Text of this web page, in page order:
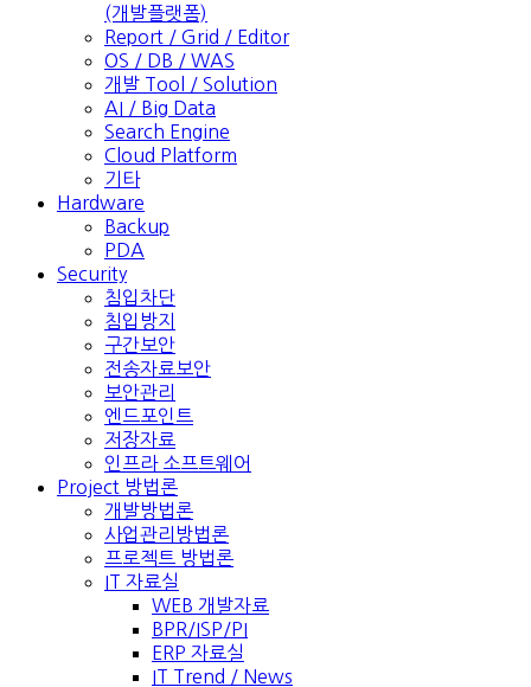
(개발플랫폼)
Report / Grid / Editor
OS / DB / WAS
개발 Tool / Solution
AI / Big Data
Search Engine
Cloud Platform
기타
Hardware
Backup
PDA
Security
침입차단
침입방지
구간보안
전송자료보안
보안관리
엔드포인트
저장자료
인프라 소프트웨어
Project 방법론
개발방법론
사업관리방법론
프로젝트 방법론
IT 자료실
WEB 개발자료
BPR/ISP/PI
ERP 자료실
IT Trend / News